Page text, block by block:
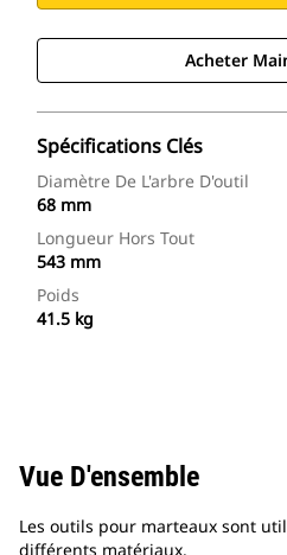
Acheter
Spécifications Clés
Diamètre De L'arbre D'outil
68 mm
Longueur Hors Tout
543 mm
Poids
41.5 kg
Vue D'ensemble
Les outils pour marteaux sont
différents matériaux.